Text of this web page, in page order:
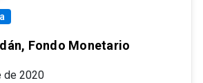
Fondo Monetario
de 2020